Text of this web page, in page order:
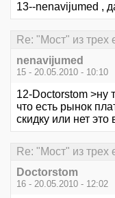
13--nenavijumed ,
Re: "Мост" из трех
nenavijumed
15 - 20.05.2010 - 10:10
12-Doctorstom >ну
что есть рынок
скидку или нет
Re: "Мост" из трех
Doctorstom
16 - 20.05.2010 - 12:02